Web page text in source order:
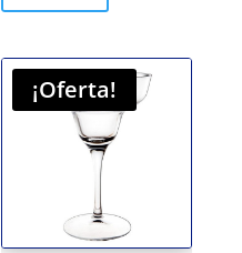
¡Oferta!